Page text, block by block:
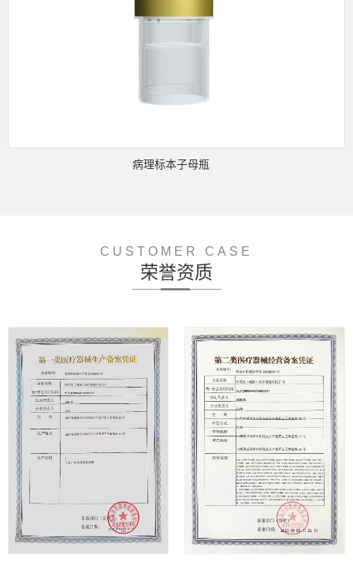
病理标本子母瓶
CUSTOMER CASE
荣誉资质